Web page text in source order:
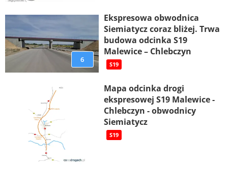
6
Ekspresowa obwodnica
Siemiatycz coraz bliżej. Trwa
budowa odcinka S19
Malewice – Chlebczyn
S19
Mapa odcinka drogi
ekspresowej S19 Malewice -
Chlebczyn - obwodnicy
Siemiatycz
S19